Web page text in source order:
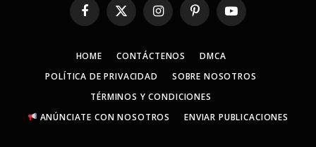
Facebook
X
InstagramPinterestYouTube
HOME CONTÁCTENOS
DMCA
POLÍTICA DE PRIVACIDAD
SOBRE NOSOTROS
TÉRMINOS Y CONDICIONES
ANÚNCIATE CON NOSOTROS
ENVIAR PUBLICACIONES